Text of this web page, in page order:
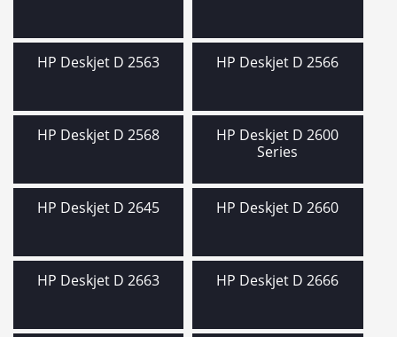
HP Deskjet D 2563 HP Deskjet D 2566
HP Deskjet D 2568
HP Deskjet D 2600
Series
HP Deskjet D 2645 HP Deskjet D 2660
HP Deskjet D 2663 HP Deskjet D 2666